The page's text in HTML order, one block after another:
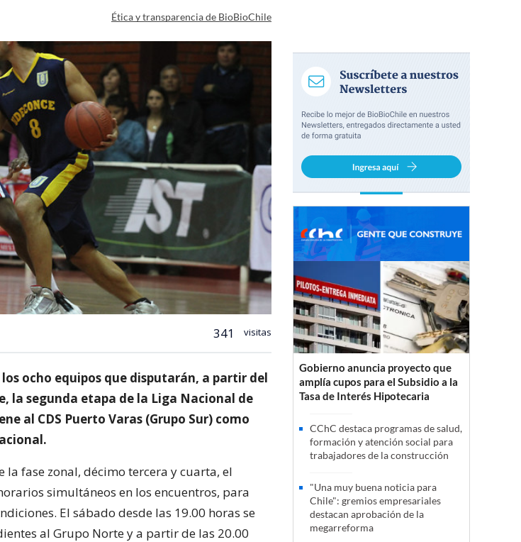
Ética y transparencia de BioBioChile
341 visitas
ocho equipos que disputarán, a partir del
la segunda etapa de la Liga Nacional de
al CDS Puerto Varas (Grupo Sur) como
fase zonal, décimo tercera y cuarta, el
simultáneos en los encuentros, para
El sábado desde las 19.00 horas se
al Grupo Norte y a partir de las 20.00
Gobierno anuncia proyecto que
amplía cupos para el Subsidio a la
Tasa de Interés Hipotecaria
CChC destaca programas de salud,
formación y atención social para
trabajadores de la construcción
"Una muy buena noticia para
Chile": gremios empresariales
destacan aprobación de la
megarreforma